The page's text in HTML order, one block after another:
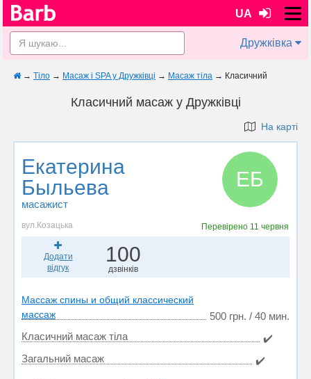
UA
Дружківка
→ Тіло → Масаж і SPA у Дружківці → Масаж тіла → Класичний
Класичний масаж у Дружківці
На карті
Екатерина
Быльева
масажист
ЕБ
вул.Козацька Перевірено 11 червня
Додати
відгук
100
дзвінків
Массаж спины и общий классический
массаж
500 грн. / 40 мин.
Класичний масаж тіла
✔️
Загальний масаж
✔️